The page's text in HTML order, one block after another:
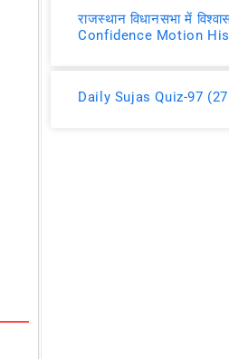
राजस्थान विधानसभा में
Confidence Motion
Daily Sujas Quiz-97